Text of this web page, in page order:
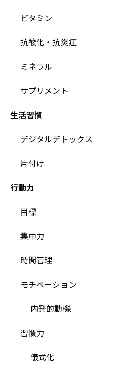
ビタミン
抗酸化・抗炎症
ミネラル
サプリメント
生活習慣
デジタルデトックス
片付け
行動力
目標
集中力
時間管理
モチベーション
内発的動機
習慣力
儀式化